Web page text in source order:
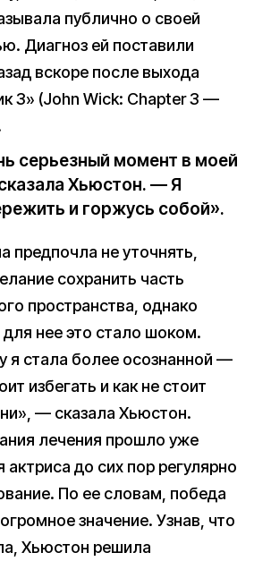
публично о своей
Диагноз ей поставили
вскоре после выхода
3» (John Wick: Chapter 3 —
серьезный момент в моей
Хьюстон. — Я
и горжусь собой».
предпочла не уточнять,
сохранить часть
пространства, однако
для нее это стало шоком.
я стала более осознанной —
избегать и как не стоит
— сказала Хьюстон.
лечения прошло уже
актриса до сих пор регулярно
По ее словам, победа
значение. Узнав, что
Хьюстон решила